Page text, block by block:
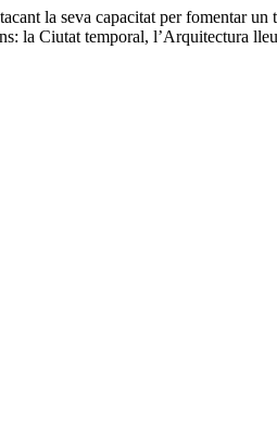
la seva capacitat per fomentar
la Ciutat temporal, l’Arquitectura